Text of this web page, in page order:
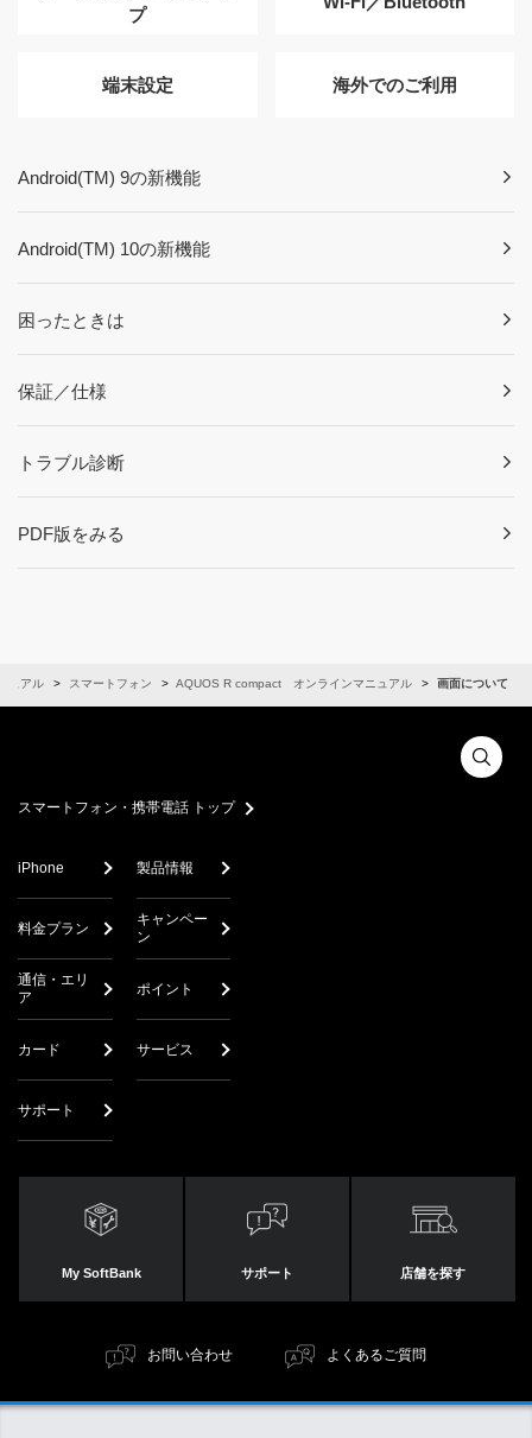
プ
端末設定 海外でのご利用
Android(TM) 9の新機能
Android(TM) 10の新機能
困ったときは
保証／仕様
トラブル診断
PDF版をみる
ュアル スマートフォン AQUOS R compact オンラインマニュアル 画面について
スマートフォン・携帯電話 トップ
iPhone 製品情報
料金プラン
キャンペー
ン
通信・エリ
ア
ポイント
カード サービス
サポート
My SoftBank サポート 店舗を探す
お問い合わせ よくあるご質問